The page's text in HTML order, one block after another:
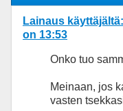
Lainaus
on 13:53
Onko tuo
Meinaan, jos
vasten